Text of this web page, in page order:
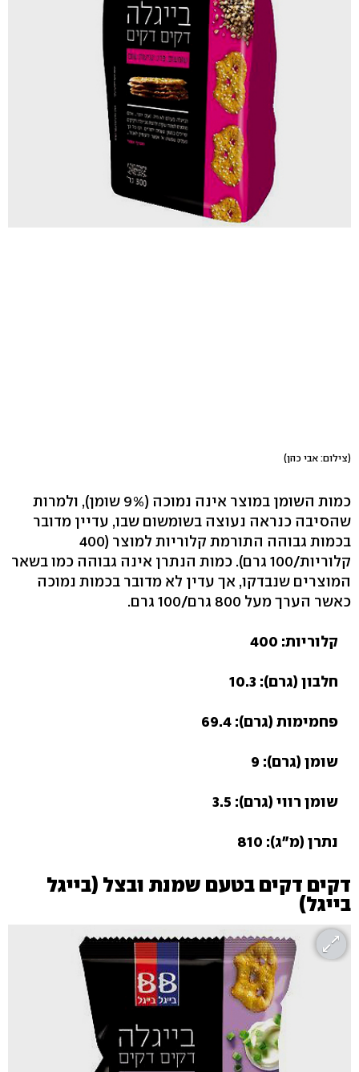
(צילום: אבי כהן)
כמות השומן במוצר אינה נמוכה (9% שומן), ולמרות
שהסיבה כנראה נעוצה בשומשום שבו, עדיין מדובר
בכמות גבוהה התורמת קלוריות למוצר (400
קלוריות/100 גרם). כמות הנתרן אינה גבוהה כמו בשאר
המוצרים שנבדקו, אך עדין לא מדובר בכמות נמוכה
כאשר הערך מעל 800 גרם/100 גרם.
קלוריות: 400
חלבון (גרם): 10.3
פחמימות (גרם): 69.4
שומן (גרם): 9
שומן רווי (גרם): 3.5
נתרן (מ"ג): 810
דקים דקים בטעם שמנת ובצל (בייגל
בייגל)